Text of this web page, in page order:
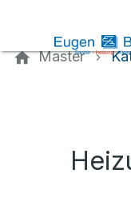
Master